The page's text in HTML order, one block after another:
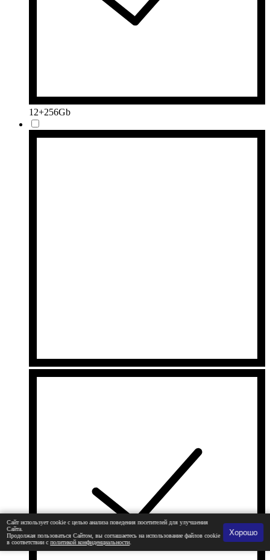
12+256Gb
Сайт использует cookie с целью анализа поведения посетителей для улучшения
Сайта.
Продолжая пользоваться Сайтом, вы соглашаетесь на использование файлов cookie
в соответствии сполитикой конфиденциальности.
Хорошо